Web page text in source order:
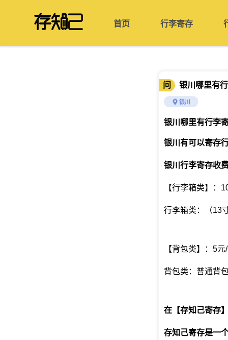
首页 行李寄存
问 银川哪里有
银川
银川哪里有行李
银川有可以寄存
银川行李寄存收
【行李箱类】：
行李箱类：（13
【背包类】：5元
背包类：普通背
在【存知己寄存
存知己寄存是一